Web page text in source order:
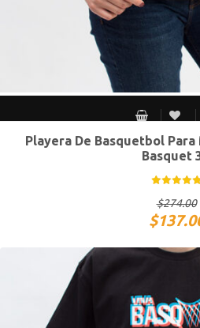
CH M G
Playera De Basquetbol
Basquet
$274.00
$